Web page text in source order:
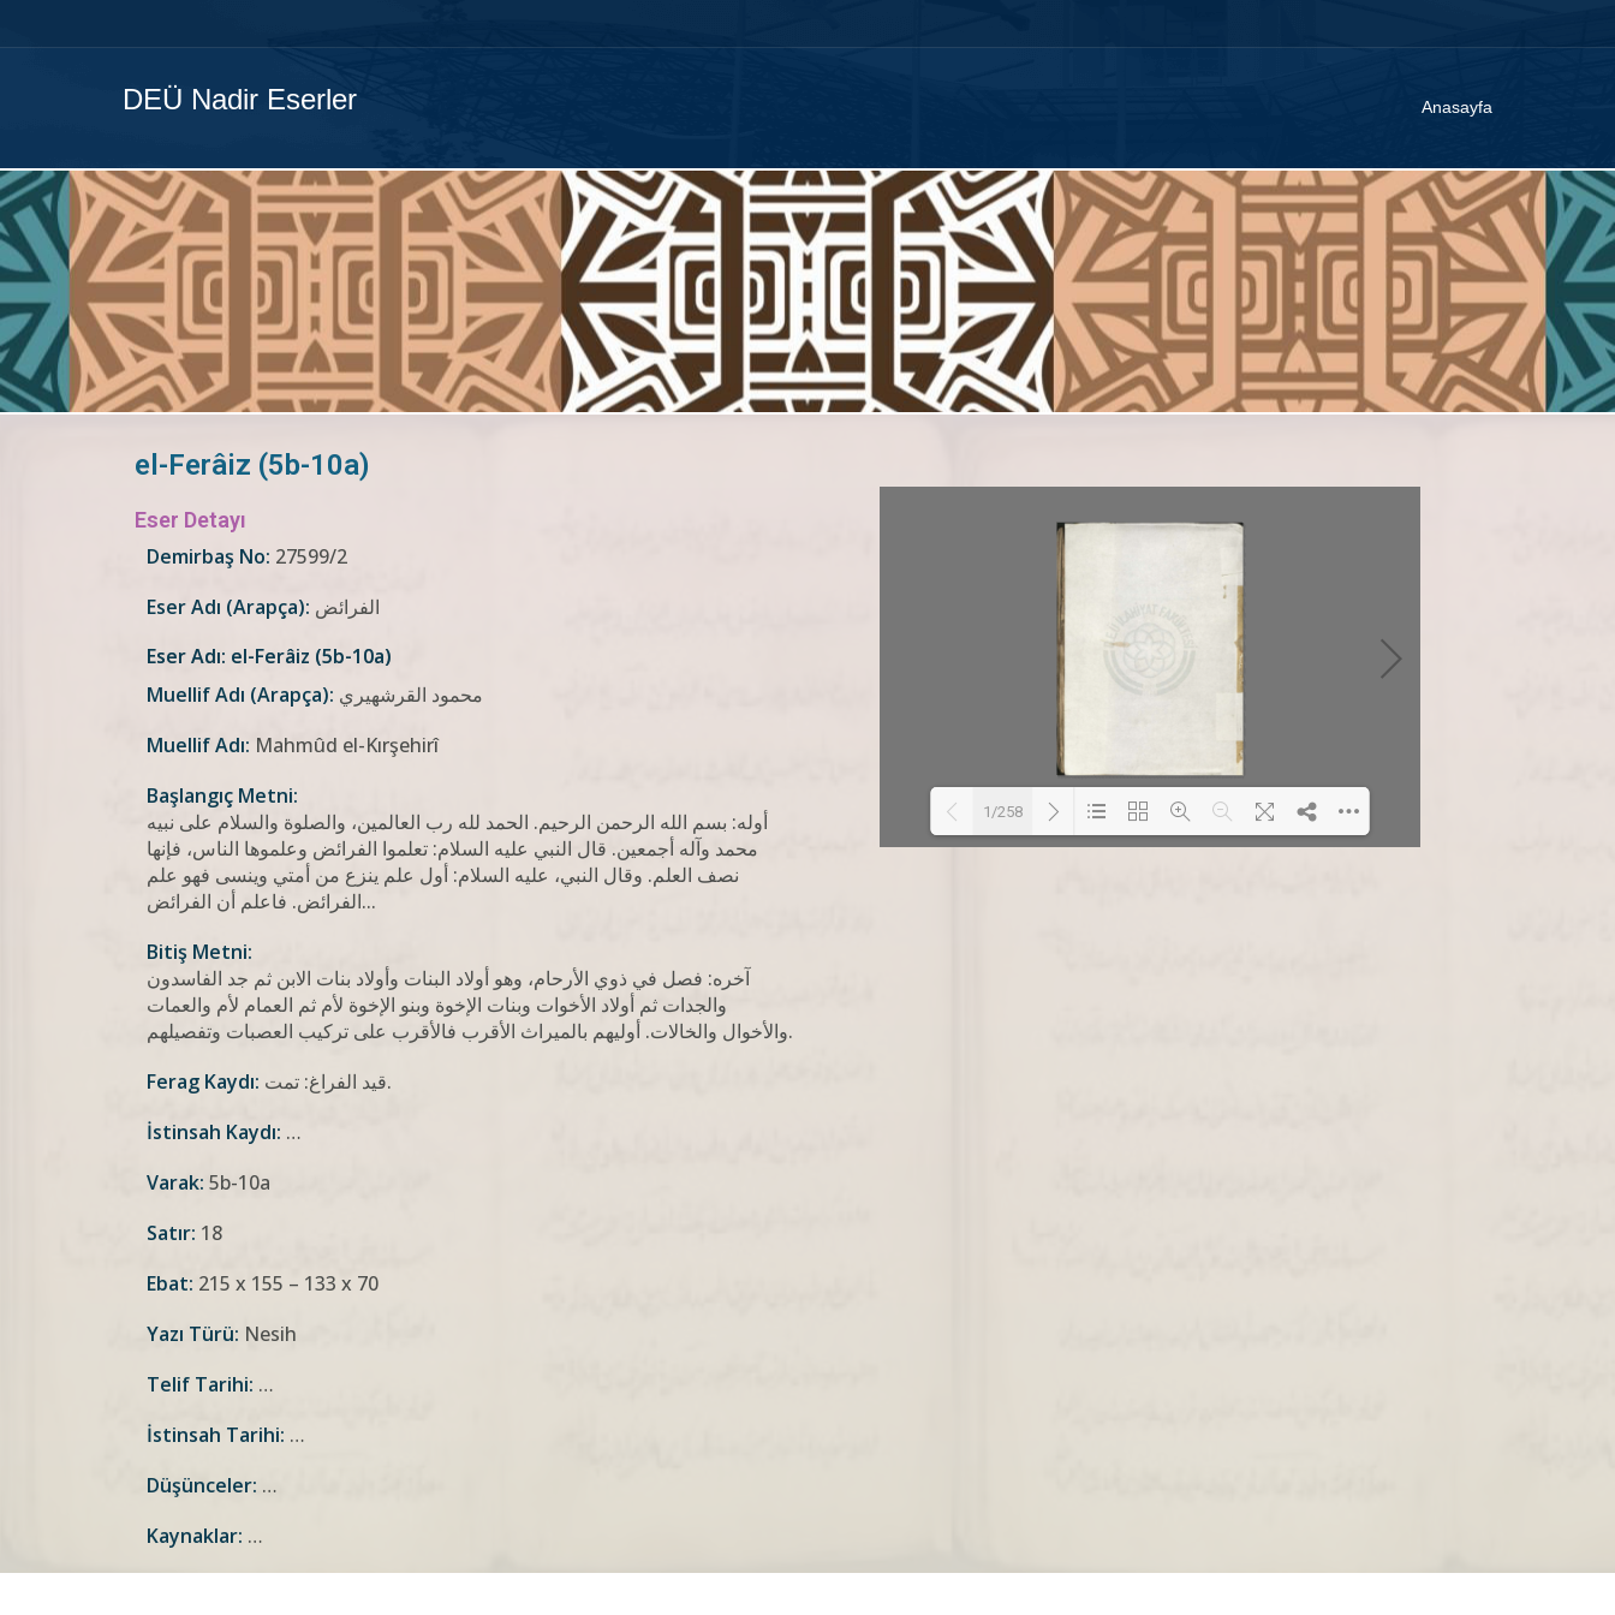
DEÜ Nadir Eserler Anasayfa
el-Ferâiz (5b-10a)
Eser Detayı
Demirbaş No: 27599/2
Eser Adı (Arapça): الفرائض
Eser Adı: el-Ferâiz (5b-10a)
Muellif Adı (Arapça): محمود القرشهيري
Muellif Adı: Mahmûd el-Kırşehirî
Başlangıç Metni:
أوله: بسم الله الرحمن الرحيم. الحمد لله رب العالمين، والصلوة والسلام على نبيه
محمد وآله أجمعين. قال النبي عليه السلام: تعلموا الفرائض وعلموها الناس، فإنها
نصف العلم. وقال النبي، عليه السلام: أول علم ينزع من أمتي وينسى فهو علم
الفرائض. فاعلم أن الفرائض...
Bitiş Metni:
آخره: فصل في ذوي الأرحام، وهو أولاد البنات وأولاد بنات الابن ثم جد الفاسدون
والجدات ثم أولاد الأخوات وبنات الإخوة وبنو الإخوة لأم ثم العمام لأم والعمات
والأخوال والخالات. أوليهم بالميراث الأقرب فالأقرب على تركيب العصبات وتفصيلهم.
Ferag Kaydı:
قيد الفراغ: تمت.
İstinsah Kaydı: …
Varak: 5b-10a
Satır: 18
Ebat: 215 x 155 – 133 x 70
Yazı Türü: Nesih
Telif Tarihi: …
İstinsah Tarihi: …
Düşünceler: …
Kaynaklar: …
1/258